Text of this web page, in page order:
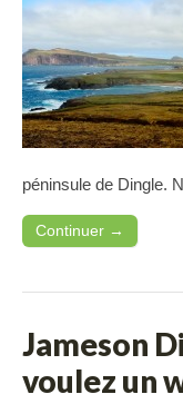
péninsule de Dingle.
Continuer →
Jameson
voulez un